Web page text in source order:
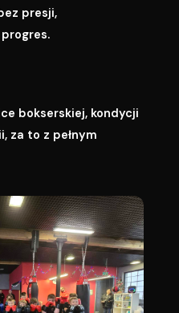
presji,
bokserskiej, kondycji
za to z pełnym